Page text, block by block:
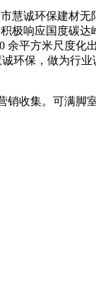
慧诚环保建材无
极响应国度碳
余平方米尺度化
环保，做为行
收集。可满脚